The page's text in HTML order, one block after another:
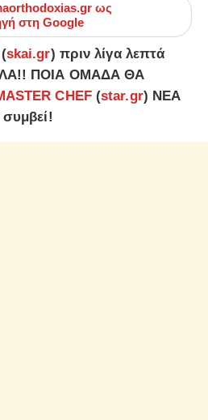
ως
στη Google
skai.gr) πριν λίγα λεπτά
ΠΟΙΑ ΟΜΑΔΑ ΘΑ
CHEF(star.gr) ΝΕΑ